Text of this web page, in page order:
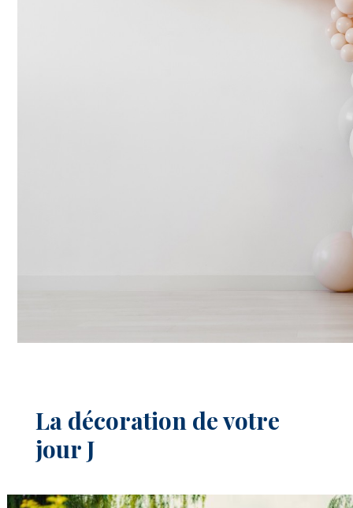
La décoration de votre
jour J